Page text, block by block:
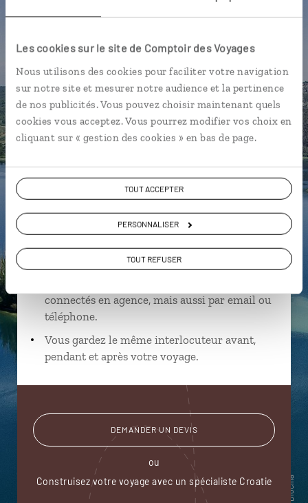
Les cookies sur le site de Comptoir des Voyages
Nous utilisons des cookies pour faciliter votre navigation
sur notre site et mesurer notre audience et la pertinence
de nos publicités. Vous pouvez choisir maintenant quels
cookies vous acceptez. Vous pourrez modifier vos choix en
cliquant sur « gestion des cookies » en bas de page.
TOUT ACCEPTER
PERSONNALISER
TOUT REFUSER
Nicolas,
Suivez vos envies et demandez conseils à nos
spécialistes
près de vos envies et de la réalité du pays.
connectés en agence, mais aussi par email ou
téléphone.
Vous gardez le même interlocuteur avant,
pendant et après votre voyage.
DEMANDER UN DEVIS
ou
Construisez votre voyage avec un spécialiste Croatie